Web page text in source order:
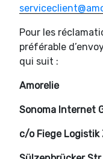
Pour les
préférable
qui suit :
Amorelie
Sonoma Internet
c/o Fiege